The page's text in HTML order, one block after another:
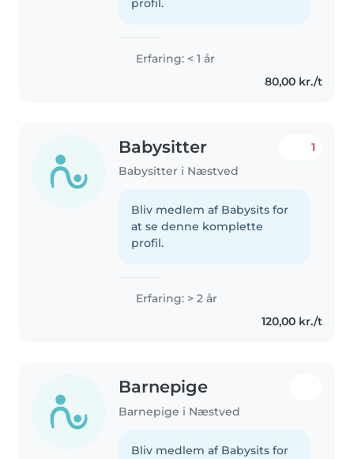
Erfaring: < 1 år
80,00 kr./t
Babysitter
Babysitter i Næstved
1
Bliv medlem af Babysits for
at se denne komplette
profil.
Erfaring: > 2 år
120,00 kr./t
Barnepige
Barnepige i Næstved
Bliv medlem af Babysits for